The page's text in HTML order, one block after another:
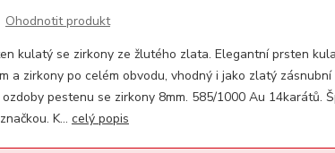
Ohodnotit produkt
kulatý se zirkony ze žlutého zlata. Elegantní prsten
a zirkony po celém obvodu, vhodný i jako zlatý
ozdoby pestenu se zirkony 8mm. 585/1000 Au 14karátů.
K... celý popis